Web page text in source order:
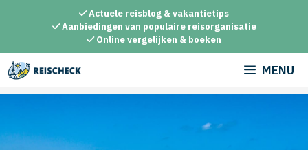
inhoud
Actuele reisblog & vakantietips
Aanbiedingen van populaire reisorganisatie
Online vergelijken & boeken
MENU